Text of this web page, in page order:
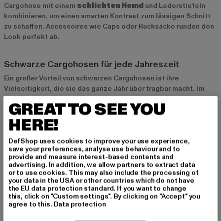
Cargohose mit einem schlichten Hemd und Lederstiefeln
kombinieren, um einen smarten Kontrast zum lässigen Schnitt
zu schaffen. Accessoires wie Caps oder Rucksäcke runden den
Look perfekt ab.
Schwarze Cargohosen für jede Jahreszeit
Ein großer Vorteil von schwarzen Cargohosen ist ihre
Vielseitigkeit, die sie das ganze Jahr über tragbar macht. Im
Frühling und Sommer sind Modelle ausleichteren Stoffen
ideal, die für ein angenehmes Tragegefühl sorgen. In Herbst
und Winter bieten sich Cargohosen aus
Materialienwie Baumwolle oder einem leichten Futter an, um
dich auch bei kühleren Temperaturen warm zu halten.
Kombiniert mit einem Parka oder einer Jacke bleiben schwarze
Cargohosen auch in den kalten Monaten ein stylisches und
funktionales Kleidungsstück.
Schwarze Cargohosen bei Def-Shop
GREAT TO SEE YOU
HERE!
DefShop uses cookies to improve your use experience,
save your preferences, analyse use behaviour and to
provide and measure interest-based contents and
advertising. In addition, we allow partners to extract data
or to use cookies. This may also include the processing of
your data in the USA or other countries which do not have
the EU data protection standard. If you want to change
this, click on "Custom settings". By clicking on "Accept" you
agree to this. Data protection